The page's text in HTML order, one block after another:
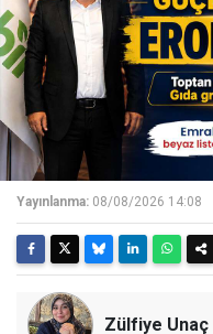
Yayınlanma: 08/08/2026 14:08
Zülfiye Unaç